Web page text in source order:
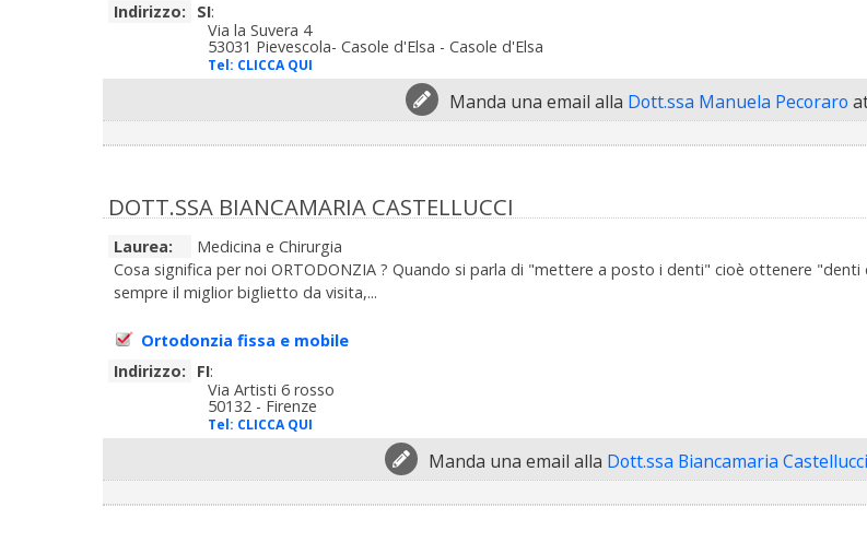
Indirizzo:
SI:
Via la Suvera 4
53031 Pievescola- Casole d'Elsa - Casole d'Elsa
Tel: CLICCA QUI
Manda una email alla Dott.ssa Manuela Pecoraro
DOTT.SSA BIANCAMARIA CASTELLUCCI
Laurea:
Medicina e Chirurgia
Cosa significa per noi ORTODONZIA ? Quando si parla di "mettere a posto i denti" cioè ottenere
sempre il miglior biglietto da visita,...
Ortodonzia fissa e mobile
Indirizzo:
FI:
Via Artisti 6 rosso
50132 - Firenze
Tel: CLICCA QUI
Manda una email alla Dott.ssa Biancamaria Castellucci